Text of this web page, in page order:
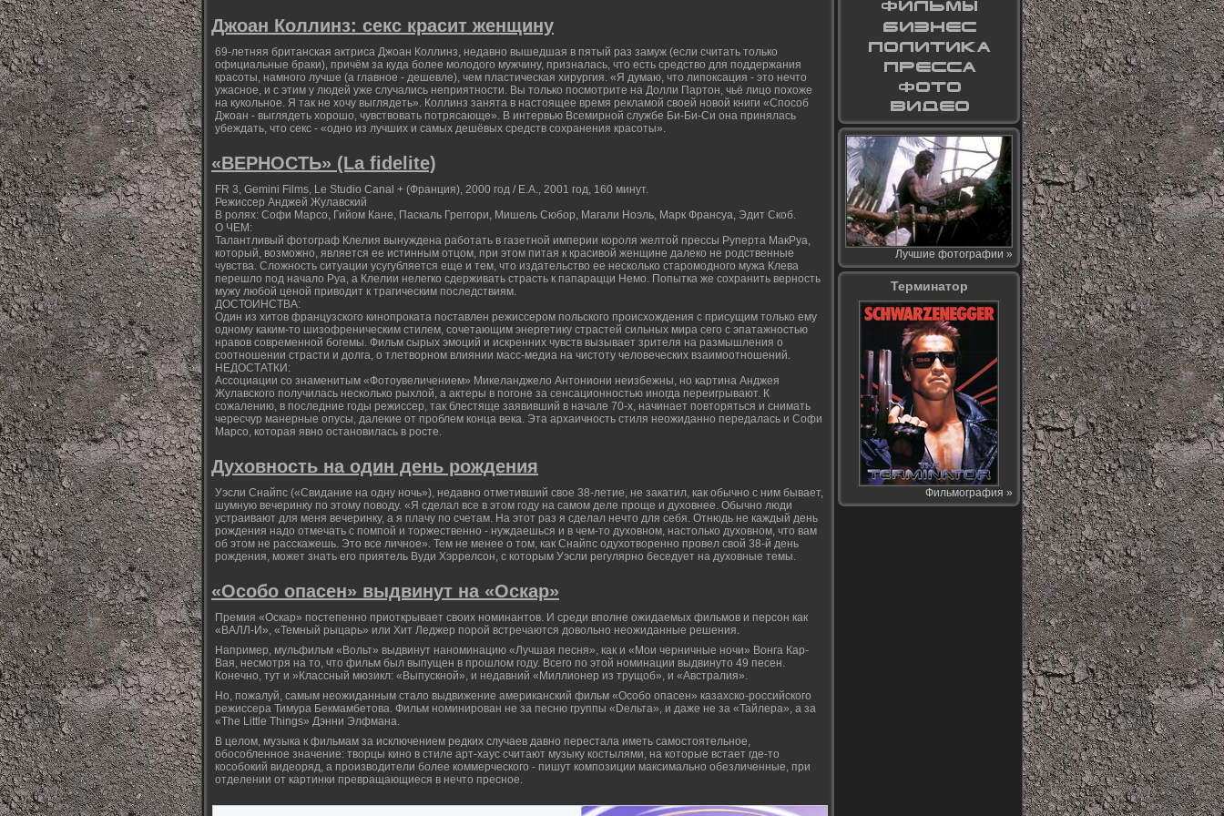
Джоан Коллинз: секс красит женщину
69-летняя британская актриса Джоан Коллинз, недавно вышедшая в пятый раз замуж (если считать только
официальные браки), причём за куда более молодого мужчину, призналась, что есть средство для поддержания
красоты, намного лучше (а главное - дешевле), чем пластическая хирургия. «Я думаю, что липоксация - это нечто
ужасное, и с этим у людей уже случались неприятности. Вы только посмотрите на Долли Партон, чьё лицо похоже
на кукольное. Я так не хочу выглядеть». Коллинз занята в настоящее время рекламой своей новой книги «Способ
Джоан - выглядеть хорошо, чувствовать потрясающе». В интервью Всемирной службе Би-Би-Си она принялась
убеждать, что секс - «одно из лучших и самых дешёвых средств сохранения красоты».
«ВЕРНОСТЬ» (La fidelite)
FR 3, Gemini Films, Le Studio Canal + (Франция), 2000 год / Е.А., 2001 год, 160 минут.
Режиссер Анджей Жулавский
В ролях: Софи Марсо, Гийом Кане, Паскаль Греггори, Мишель Сюбор, Магали Ноэль, Марк Франсуа, Эдит Скоб.
О ЧЕМ:
Талантливый фотограф Клелия вынуждена работать в газетной империи короля желтой прессы Руперта МакРуа,
который, возможно, является ее истинным отцом, при этом питая к красивой женщине далеко не родственные
чувства. Сложность ситуации усугубляется еще и тем, что издательство ее несколько старомодного мужа Клева
перешло под начало Руа, а Клелии нелегко сдерживать страсть к папарацци Немо. Попытка же сохранить верность
мужу любой ценой приводит к трагическим последствиям.
ДОСТОИНСТВА:
Один из хитов французского кинопроката поставлен режиссером польского происхождения с присущим только ему
одному каким-то шизофреническим стилем, сочетающим энергетику страстей сильных мира сего с эпатажностью
нравов современной богемы. Фильм сырых эмоций и искренних чувств вызывает зрителя на размышления о
соотношении страсти и долга, о тлетворном влиянии масс-медиа на чистоту человеческих взаимоотношений.
НЕДОСТАТКИ:
Ассоциации со знаменитым «Фотоувеличением» Микеланджело Антониони неизбежны, но картина Анджея
Жулавского получилась несколько рыхлой, а актеры в погоне за сенсационностью иногда переигрывают. К
сожалению, в последние годы режиссер, так блестяще заявивший в начале 70-х, начинает повторяться и снимать
чересчур манерные опусы, далекие от проблем конца века. Эта архаичность стиля неожиданно передалась и Софи
Марсо, которая явно остановилась в росте.
Духовность на один день рождения
Уэсли Снайпс («Свидание на одну ночь»), недавно отметивший свое 38-летие, не закатил, как обычно с ним бывает,
шумную вечеринку по этому поводу. «Я сделал все в этом году на самом деле проще и духовнее. Обычно люди
устраивают для меня вечеринку, а я плачу по счетам. На этот раз я сделал нечто для себя. Отнюдь не каждый день
рождения надо отмечать с помпой и торжественно - нуждаешься и в чем-то духовном, настолько духовном, что вам
об этом не расскажешь. Это все личное». Тем не менее о том, как Снайпс одухотворенно провел свой 38-й день
рождения, может знать его приятель Вуди Хэррелсон, с которым Уэсли регулярно беседует на духовные темы.
«Особо опасен» выдвинут на «Оскар»
Премия «Оскар» постепенно приоткрывает своих номинантов. И среди вполне ожидаемых фильмов и персон как
«ВАЛЛ-И», «Темный рыцарь» или Хит Леджер порой встречаются довольно неожиданные решения.
Например, мульфильм «Вольт» выдвинут наноминацию «Лучшая песня», как и «Мои черничные ночи» Вонга Кар-
Вая, несмотря на то, что фильм был выпущен в прошлом году. Всего по этой номинации выдвинуто 49 песен.
Конечно, тут и »Классный мюзикл: «Выпускной», и недавний «Миллионер из трущоб», и «Австралия».
Но, пожалуй, самым неожиданным стало выдвижение американский фильм «Особо опасен» казахско-российского
режиссера Тимура Бекмамбетова. Фильм номинирован не за песню группы «Dельта», и даже не за «Тайлера», а за
«The Little Things» Дэнни Элфмана.
В целом, музыка к фильмам за исключением редких случаев давно перестала иметь самостоятельное,
обособленное значение: творцы кино в стиле арт-хаус считают музыку костылями, на которые встает где-то
кособокий видеоряд, а производители более коммерческого - пишут композиции максимально обезличенные, при
отделении от картинки превращающиеся в нечто пресное.
Лучшие фотографии »
Терминатор
Фильмография »